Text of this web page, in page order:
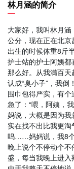
林月涵的简介
大家好，我叫林月
公分，现在正在北
出生的时候体重8斤
护士站的护士阿姨
那么好。从我满百
认成“臭小子”，我倒
围巾包得严实，有
急了：“喂，阿姨，
妈说，大概是因为
实在找不出比我更淘
呜……妈妈说，我8个
晚上说个不停动个
盛，每当我晚上进入